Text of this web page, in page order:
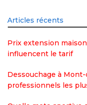
Articles récents
Prix extension
influencent le tarif
Dessouchage à
professionnels les